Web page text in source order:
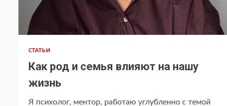
СТАТЬИ
Как род и семья влияют на нашу
жизнь
Я психолог, ментор, работаю углубленно с темой